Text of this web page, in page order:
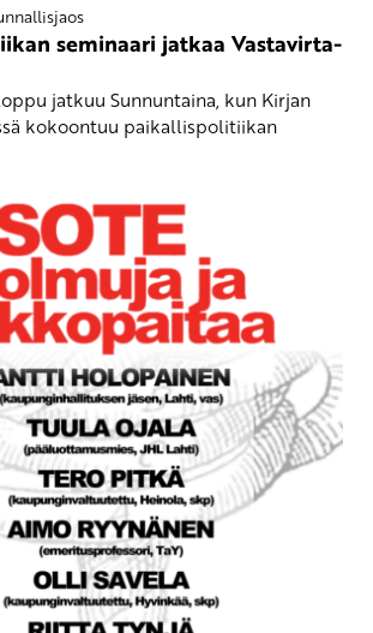
seminaari jatkaa Vastavirta-
jatkuu Sunnuntaina, kun Kirjan
kokoontuu paikallispolitiikan